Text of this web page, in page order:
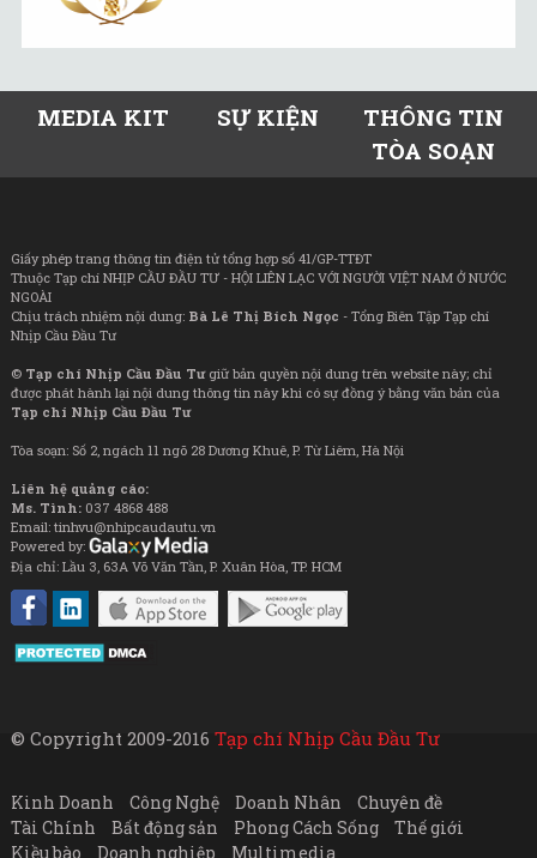
MEDIA KIT SỰ KIỆN
THÔNG TIN
TÒA SOẠN
Giấy phép trang thông tin điện tử tổng hợp số 41/GP-TTĐT
Thuộc Tạp chí NHỊP CẦU ĐẦU TƯ - HỘI LIÊN LẠC VỚI NGƯỜI VIỆT NAM Ở NƯỚC
NGOÀI
Chịu trách nhiệm nội dung: Bà Lê Thị Bích Ngọc - Tổng Biên Tập Tạp chí
Nhịp Cầu Đầu Tư
© Tạp chí Nhịp Cầu Đầu Tưgiữ bản quyền nội dung trên website này; chỉ
được phát hành lại nội dung thông tin này khi có sự đồng ý bằng văn bản của
Tạp chí Nhịp Cầu Đầu Tư
Tòa soạn: Số 2, ngách 11 ngõ 28 Dương Khuê, P. Từ Liêm, Hà Nội
Liên hệ quảng cáo:
Ms. Tình: 037 4868 488
Email: tinhvu@nhipcaudautu.vn
Powered by:
Địa chỉ: Lầu 3, 63A Võ Văn Tần, P. Xuân Hòa, TP. HCM
© Copyright 2009-2016 Tạp chí Nhịp Cầu Đầu Tư
Kinh Doanh Công Nghệ Doanh Nhân
Chuyên đề
Tài Chính
Bất động sản Phong Cách Sống
Thế giới
Kiều bào
Doanh nghiệp Multimedia